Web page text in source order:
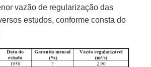
vazão de regularização das
estudos, conforme consta do